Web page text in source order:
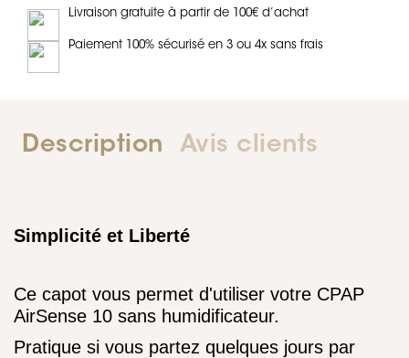
Livraison gratuite à partir de 100€ d’achat
Paiement 100% sécurisé en 3 ou 4x sans frais
Description Avis clients
Simplicité et Liberté
Ce capot vous permet d'utiliser votre CPAP
AirSense 10 sans humidificateur.
Pratique si vous partez quelques jours par